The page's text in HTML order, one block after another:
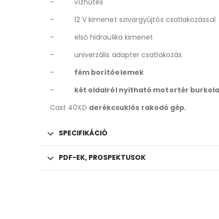
– 12 V kimenet szivargyújtós csatlakozással
– első hidraulika kimenet
– univerzális adapter csatlakozás
– fém borítóelemek
– két oldalról nyitható motortér
Cast 40XD derékcsuklós rakodó gép.
SPECIFIKÁCIÓ
PDF-EK, PROSPEKTUSOK